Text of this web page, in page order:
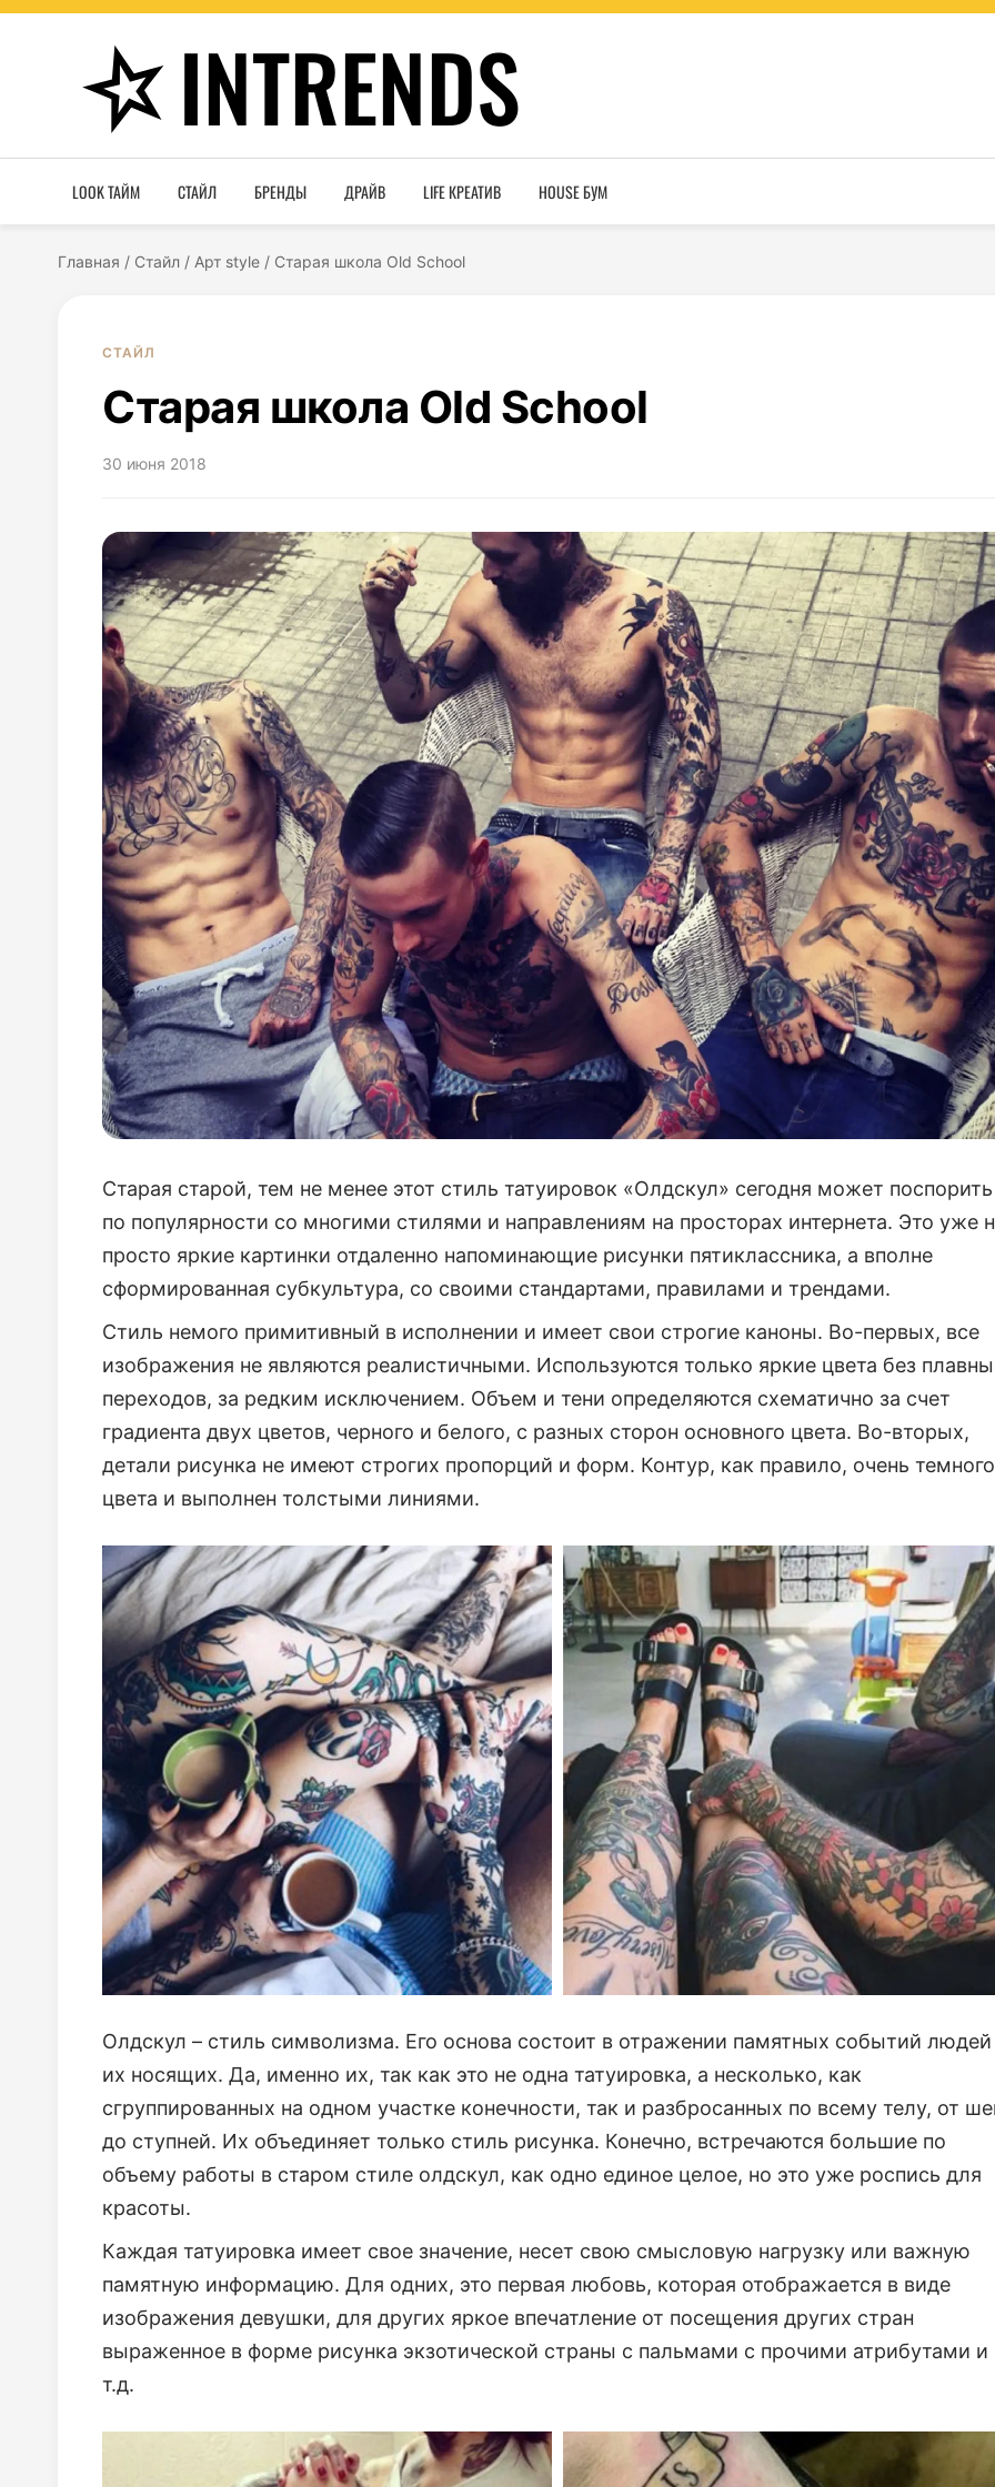
INTRENDS
LOOK ТАЙМ СТАЙЛ БРЕНДЫ ДРАЙВ LIFE КРЕАТИВ HOUSE БУМ
Главная / Стайл / Арт style / Старая школа Old School
СТАЙЛ
Старая школа Old School
30 июня 2018
Старая старой, тем не менее этот стиль татуировок «Олдскул» сегодня может поспорить
по популярности со многими стилями и направлениям на просторах интернета. Это уже
просто яркие картинки отдаленно напоминающие рисунки пятиклассника, а вполне
сформированная субкультура, со своими стандартами, правилами и трендами.
Стиль немого примитивный в исполнении и имеет свои строгие каноны. Во-первых, все
изображения не являются реалистичными. Используются только яркие цвета без
переходов, за редким исключением. Объем и тени определяются схематично за счет
градиента двух цветов, черного и белого, с разных сторон основного цвета. Во-вторых,
детали рисунка не имеют строгих пропорций и форм. Контур, как правило, очень темного
цвета и выполнен толстыми линиями.
Олдскул – стиль символизма. Его основа состоит в отражении памятных событий людей
их носящих. Да, именно их, так как это не одна татуировка, а несколько, как
сгруппированных на одном участке конечности, так и разбросанных по всему телу, от
до ступней. Их объединяет только стиль рисунка. Конечно, встречаются большие по
объему работы в старом стиле олдскул, как одно единое целое, но это уже роспись для
красоты.
Каждая татуировка имеет свое значение, несет свою смысловую нагрузку или важную
памятную информацию. Для одних, это первая любовь, которая отображается в виде
изображения девушки, для других яркое впечатление от посещения других стран
выраженное в форме рисунка экзотической страны с пальмами с прочими атрибутами и
т.д.